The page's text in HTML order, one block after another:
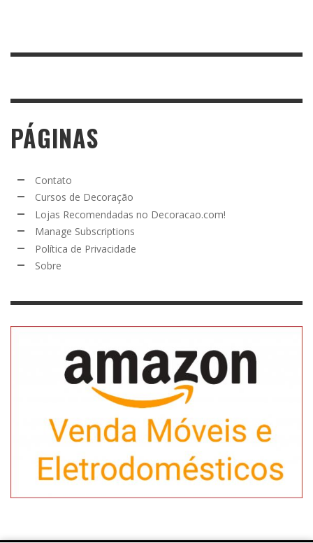
PÁGINAS
Contato
Cursos de Decoração
Lojas Recomendadas no Decoracao.com!
Manage Subscriptions
Política de Privacidade
Sobre